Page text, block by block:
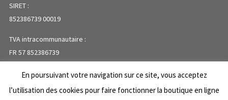
SIRET :
852386739 00019
TVA intracommunautaire :
FR 57 852386739
PLAN DU SITE
En poursuivant votre navigation sur ce site, vous acceptez
l’utilisation des cookies pour faire fonctionner la boutique en ligne